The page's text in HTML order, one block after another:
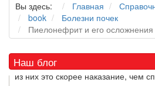
Вы здесь: Главная
book
Болезни почек
Пиелонефрит и его осложнения
Наш блог
можете задаться...
5 причин обратить внимание на
приходят в нашужизньи быстро
из них это скорее наказание, чем
правильно и влиять на...